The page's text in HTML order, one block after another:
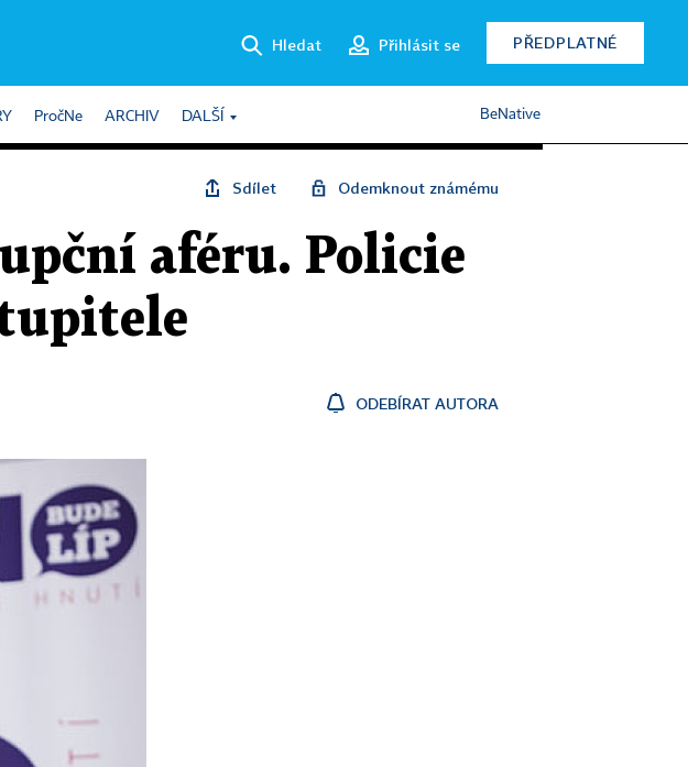
Hledat Přihlásit se PŘEDPLATNÉ
PročNe ARCHIV DALŠÍ BeNative
Sdílet Odemknout známému
aféru. Policie
ODEBÍRAT AUTORA